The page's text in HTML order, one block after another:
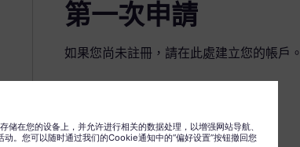
第一次申請
如果您尚未註冊，請在此處建立您的帳戶。